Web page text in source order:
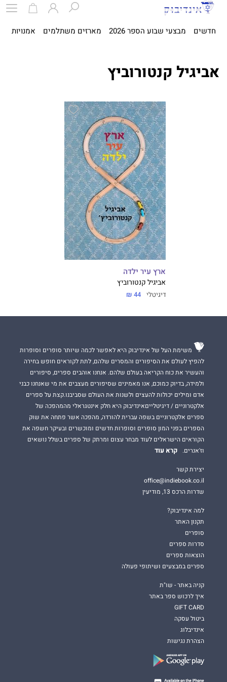
חדשים מבצעי שבוע הספר 2026 מארזים משתלמים אמנויות
אביגיל קנטורוביץ
ארץ עיר ילדה
אביגיל קנטורוביץ
דיגיטלי 44 ₪
משימת העל של אינדיבוק היא לאפשר לכמה שיותר סופרים וסופרות
להפיץ לעולם את הסיפורים והמסרים שלהם, לתת לקוראים חופש בחירה
והעשיר את כוח הקריאה בעולם שלהם. אנחנו אוהבים ספרים, סיפורים
ולמידה, בדיוק כמוכם, אנו מאמינים שסיפורים מעצבים את מי שאנחנו כבני
אדם ומילים יכולות להעצים ולשנות את העולם שסביבנו.קצת על ספרים
אלקטרוניים / דיגיטלייםאינדיבוק היא חלק אינטגראלי מהמהפכה של
ספרים אלקטרוניים בשפה עברית להורדה, מהפכה אשר פתחה את שוק
הספרים בפני המון סופרים וסופרות חדשים ומוכשרים ובעיקר חשפה את
הקוראים הישראלים לעוד מבחר עצום ומרתק של ספרים בשלל נושאים
וז'אנרים.
קרא עוד
יצירת קשר
office@indiebook.co.il
שדרות הרכס 13, מודיעין
למה אינדיבוק?
תקנון האתר
סופרים
סדרות ספרים
הוצאות ספרים
ספרים במבצעים ושיתופי פעולה
קניה באתר - שו"ת
איך לרכוש ספר באתר
GIFT CARD
ביטול עסקה
אינדיבלוג
הצהרת נגישות